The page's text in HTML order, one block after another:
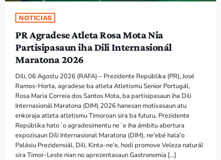
NOTICIAS
PR Agradese Atleta Rosa Mota Nia
Partisipasaun iha Dili Internasionál
Maratona 2026
Díli, 06 Agostu 2026 (RAFA) – Prezidente Repúblika (PR), José
Ramos-Horta, agradese ba atleta Atletismu Senior Portugál,
Rosa Maria Correia dos Santos Mota, ba partisipasaun iha Dili
Internasionál Maratona (DIM) 2026 hanesan motivasaun atu
enkoraja atleta atletismu Timoroan sira ba futuru. Prezidente
Repúblika hato´o agradesimentu ne´e iha ámbitu abertura
expozisaun Díli Internasional Maratona (DIM), ne'ebé hala'o
Palásiu Prezidensiál, Dili, Kinta-ne'e, hodi promove Veleza naturál
sira Timor-Leste nian no aprezentasaun Gastronomia […]